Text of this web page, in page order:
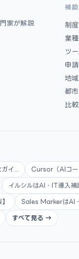
家が解説
補
制
業
ツ
申
地
都
比
イ... Cursor（AIコー
イルシルはAI・IT導入
Sales MarkerはAI
すべて見る →